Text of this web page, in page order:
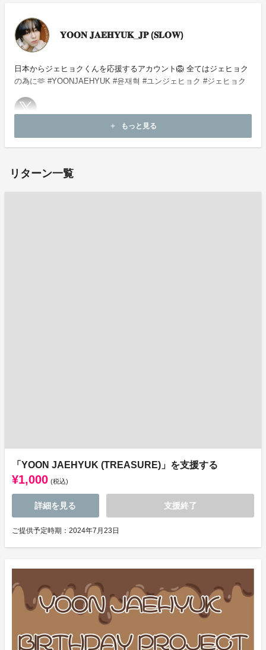
𝐘𝐎𝐎𝐍 𝐉𝐀𝐄𝐇𝐘𝐔𝐊_𝐉𝐏 (𝐒𝐋𝐎𝐖)
日本からジェヒョクくんを応援するアカウント🦁 全てはジェヒョク
の為に🫶 #YOONJAEHYUK #윤재혁 #ユンジェヒョク #ジェヒョク
add もっと見る
リターン一覧
「YOON JAEHYUK (TREASURE)」を支援する
¥1,000 (税込)
詳細を見る 支援終了
ご提供予定時期：2024年7月23日